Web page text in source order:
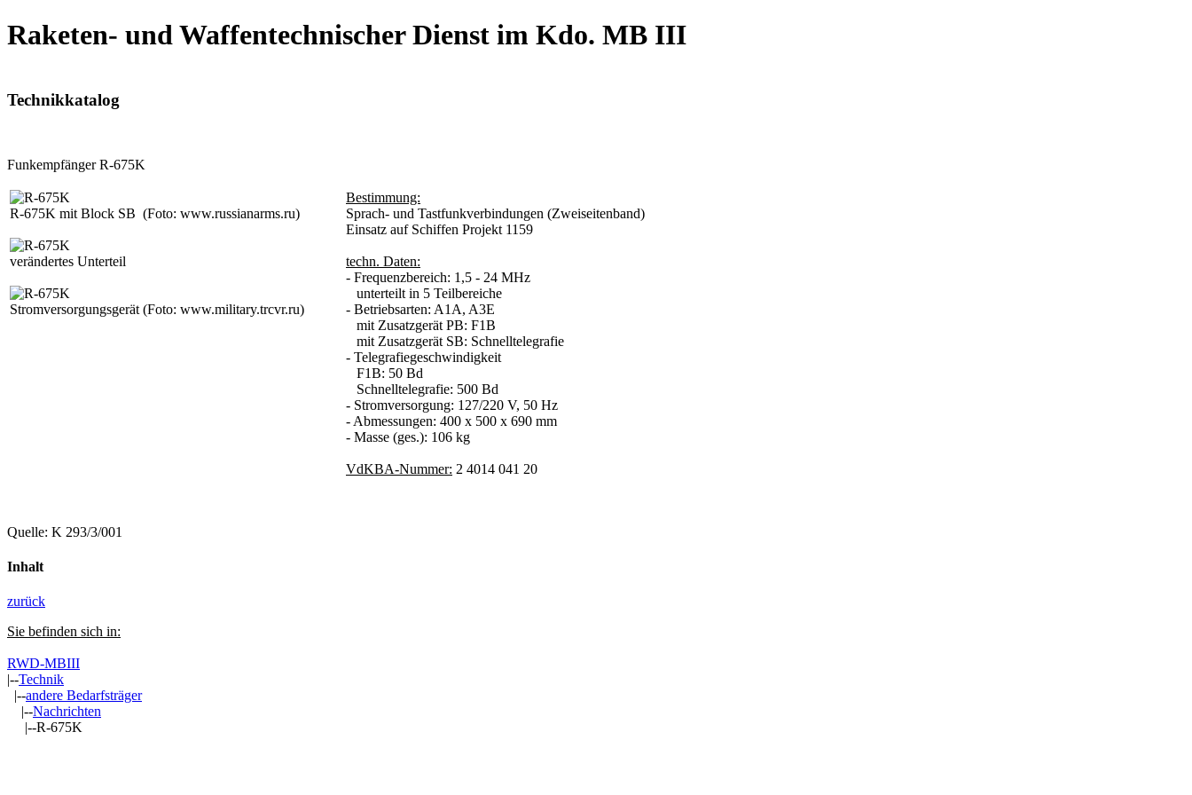
Raketen- und Waffentechnischer Dienst im Kdo. MB III
Technikkatalog
Funkempfänger R-675K
R-675K mit Block SB (Foto: www.russianarms.ru)
verändertes Unterteil
Stromversorgungsgerät (Foto: www.military.trcvr.ru)
Bestimmung:
Sprach- und Tastfunkverbindungen (Zweiseitenband)
Einsatz auf Schiffen Projekt 1159
techn. Daten:
- Frequenzbereich: 1,5 - 24 MHz
unterteilt in 5 Teilbereiche
- Betriebsarten: A1A, A3E
mit Zusatzgerät PB: F1B
mit Zusatzgerät SB: Schnelltelegrafie
- Telegrafiegeschwindigkeit
F1B: 50 Bd
Schnelltelegrafie: 500 Bd
- Stromversorgung: 127/220 V, 50 Hz
- Abmessungen: 400 x 500 x 690 mm
- Masse (ges.): 106 kg
VdKBA-Nummer: 2 4014 041 20
Quelle: K 293/3/001
Inhalt
zurück
Sie befinden sich in:
RWD-MBIII
|--Technik
|--andere Bedarfsträger
|--Nachrichten
|--R-675K